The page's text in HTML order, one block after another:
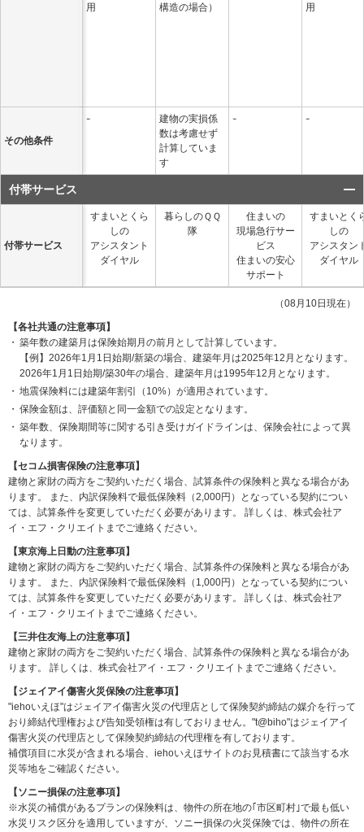
用
構造の場合）
用
その他条件
-
建物の実損係
数は考慮せず
計算していま
す
- -
付帯サービス
付帯サービス
すまいとくら
しの
アシスタント
ダイヤル
暮らしのＱＱ
隊
住まいの
現場急行サー
ビス
住まいの安心
サポート
すまいとく
しの
アシスタン
ダイヤル
（08月10日現在）
【各社共通の注意事項】
築年数の建築月は保険始期月の前月として計算しています。
【例】2026年1月1日始期/新築の場合、建築年月は2025年12月となります。
2026年1月1日始期/築30年の場合、建築年月は1995年12月となります。
地震保険料には建築年割引（10%）が適用されています。
保険金額は、評価額と同一金額での設定となります。
築年数、保険期間等に関する引き受けガイドラインは、保険会社によって異
なります。
【セコム損害保険の注意事項】
建物と家財の両方をご契約いただく場合、試算条件の保険料と異なる場合があ
ります。
また、内訳保険料で最低保険料（2,000円）となっている契約につい
ては、試算条件を変更していただく必要があります。 詳しくは、株式会社ア
イ・エフ・クリエイトまでご連絡ください。
【東京海上日動の注意事項】
建物と家財の両方をご契約いただく場合、試算条件の保険料と異なる場合があ
ります。
また、内訳保険料で最低保険料（1,000円）となっている契約につい
ては、試算条件を変更していただく必要があります。 詳しくは、株式会社ア
イ・エフ・クリエイトまでご連絡ください。
【三井住友海上の注意事項】
建物と家財の両方をご契約いただく場合、試算条件の保険料と異なる場合があ
ります。 詳しくは、株式会社アイ・エフ・クリエイトまでご連絡ください。
【ジェイアイ傷害火災保険の注意事項】
"iehoいえほ"はジェイアイ傷害火災の代理店として保険契約締結の媒介を行って
おり締結代理権および告知受領権は有しておりません。"t@biho"はジェイアイ
傷害火災の代理店として保険契約締結の代理権を有しております。
補償項目に水災が含まれる場合、iehoいえほサイトのお見積書にて該当する水
災等地をご確認ください。
【ソニー損保の注意事項】
※水災の補償があるプランの保険料は、物件の所在地の｢市区町村｣で最も低い
水災リスク区分を適用していますが、ソニー損保の火災保険では、物件の所在